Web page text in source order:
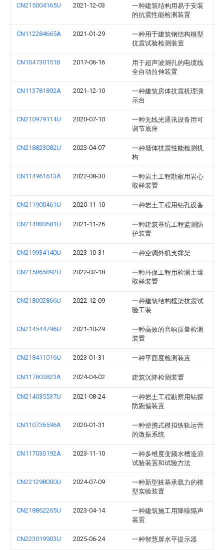
CN215004165U 2021-12-03
一种建筑结构用易于安装
的抗震性能检测装置
CN112284665A 2021-01-29
一种用于建筑钢结构模型
抗震试验检测装置
CN104730151B 2017-06-16
用于超声波测孔的电缆线
全自动拉伸装置
CN113781892A 2021-12-10
一种建筑房体抗震机理演
示台
CN210979114U 2020-07-10
一种无线光通讯设备用可
调节底座
CN218823082U 2023-04-07
一种墙体抗震性能检测机
构
CN114961613A 2022-08-30
一种岩土工程勘察用岩心
取样装置
CN211900461U 2020-11-10 一种岩土工程用钻孔设备
CN214883681U 2021-11-26
一种建筑基坑工程监测防
护装置
CN219934140U 2023-10-31 一种空调外机支撑架
CN215865892U 2022-02-18
一种环保工程用检测土壤
取样装置
CN218002866U 2022-12-09
一种建筑结构框架抗震试
验工装
CN214544796U 2021-10-29
一种高效的音响质量检测
装置
CN218411016U 2023-01-31 一种平面度检测装置
CN117803823A 2024-04-02 建筑沉降检测装置
CN214035537U 2021-08-24
一种岩土工程勘察用钻探
防跑偏装置
CN110736596A 2020-01-31
一种便携式模拟铁轨运营
的激振系统
CN117030192A 2023-11-10
一种多维度变频水槽造浪
试验装置和试验方法
CN221298000U 2024-07-09
一种新型桩基承载力的模
型实验装置
CN218862265U 2023-04-14
一种建筑施工用降噪隔声
装置
CN223019903U 2025-06-24 一种智慧屏水平提示器